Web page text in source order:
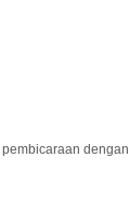
dengan